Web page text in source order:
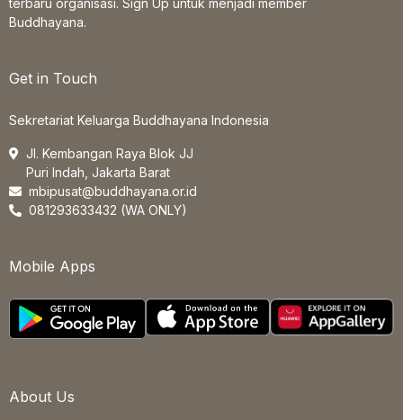
Buddhayana.
Get in Touch
Sekretariat Keluarga Buddhayana Indonesia
Jl. Kembangan Raya Blok JJ
Puri Indah, Jakarta Barat
mbipusat@buddhayana.or.id
081293633432 (WA ONLY)
Mobile Apps
About Us